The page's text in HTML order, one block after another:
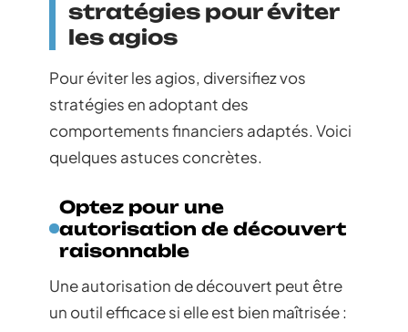
stratégies pour éviter
les agios
Pour éviter les agios, diversifiez vos
stratégies en adoptant des
comportements financiers adaptés. Voici
quelques astuces concrètes.
Optez pour une
autorisation de découvert
raisonnable
Une autorisation de découvert peut être
un outil efficace si elle est bien maîtrisée :